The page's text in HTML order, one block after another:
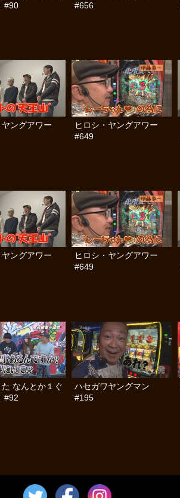
#90
#656
ヤングアワー
ヒロシ・ヤングアワー
#649
ヤングアワー
ヒロシ・ヤングアワー
#649
なんとか１ぐ
#92
ハセガワヤングマン
#195